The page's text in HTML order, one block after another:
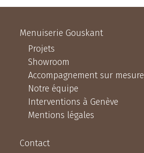
Menuiserie Gouskant
Projets
Showroom
Accompagnement sur mesure
Notre équipe
Interventions à Genève
Mentions légales
Contact